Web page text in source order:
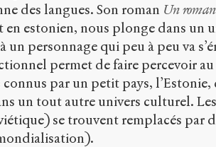
des langues. Son roman Un
estonien, nous plonge dans un
un personnage qui peu à peu va
permet de faire percevoir
par un petit pays,
un tout autre univers culturel.
se trouvent remplacés par